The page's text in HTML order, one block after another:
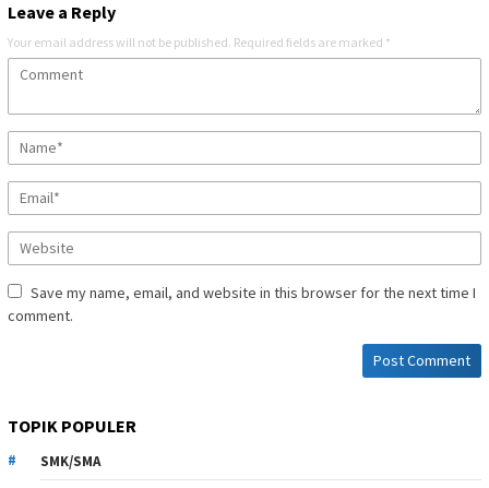
Leave a Reply
Your email address will not be published. Required fields are marked *
Save my name, email, and website in this browser for the next time I
comment.
TOPIK POPULER
SMK/SMA